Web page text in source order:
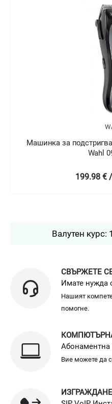
подстригване на домашен
199.98 € / 391.13 лв.
Валутен курс:
СВЪРЖЕТЕ
Имате нужда
Нашият
помогне.
Вие можете да